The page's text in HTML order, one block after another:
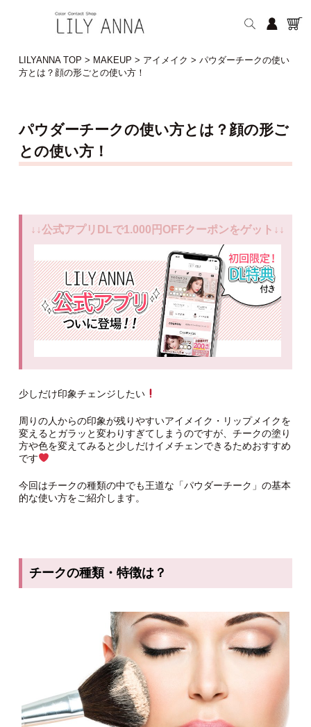
LILYANNA TOP > MAKEUP > アイメイク > パウダーチークの使い
方とは？顔の形ごとの使い方！
パウダーチークの使い方とは？顔の形ご
との使い方！
↓↓公式アプリDLで1.000円OFFクーポンをゲット↓↓
少しだけ印象チェンジしたい
周りの人からの印象が残りやすいアイメイク・リップメイクを
変えるとガラッと変わりすぎてしまうのですが、チークの塗り
方や色を変えてみると少しだけイメチェンできるためおすすめ
です
今回はチークの種類の中でも王道な「パウダーチーク」の基本
的な使い方をご紹介します。
チークの種類・特徴は？